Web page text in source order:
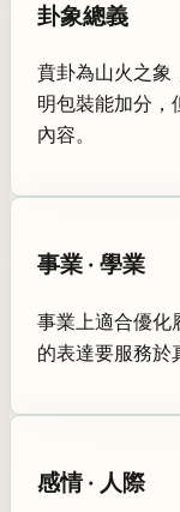
卦象總義
賁卦為山火之象
明包裝能加分，
內容。
事業 · 學業
事業上適合優化
的表達要服務於
感情 · 人際